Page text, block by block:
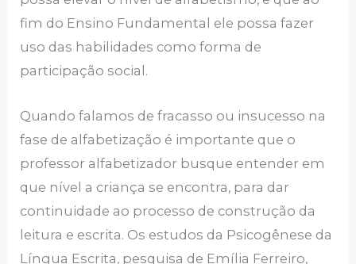
fim do Ensino Fundamental ele possa fazer
uso das habilidades como forma de
participação social.
Quando falamos de fracasso ou insucesso na
fase de alfabetização é importante que o
professor alfabetizador busque entender em
que nível a criança se encontra, para dar
continuidade ao processo de construção da
leitura e escrita. Os estudos da Psicogênese da
Língua Escrita, pesquisa de Emília Ferreiro,